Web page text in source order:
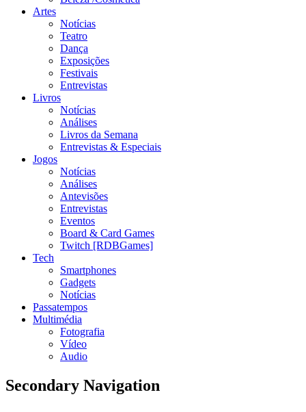
Artes
Notícias
Teatro
Dança
Exposições
Festivais
Entrevistas
Livros
Notícias
Análises
Livros da Semana
Entrevistas & Especiais
Jogos
Notícias
Análises
Antevisões
Entrevistas
Eventos
Board & Card Games
Twitch [RDBGames]
Tech
Smartphones
Gadgets
Notícias
Passatempos
Multimédia
Fotografia
Vídeo
Audio
Secondary Navigation